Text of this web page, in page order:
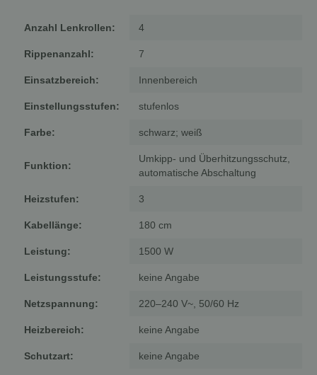
Anzahl Lenkrollen: 4
Rippenanzahl: 7
Einsatzbereich: Innenbereich
Einstellungsstufen: stufenlos
Farbe: schwarz; weiß
Funktion:
Umkipp- und Überhitzungsschutz,
automatische Abschaltung
Heizstufen: 3
Kabellänge: 180 cm
Leistung: 1500 W
Leistungsstufe: keine Angabe
Netzspannung: 220–240 V~, 50/60 Hz
Heizbereich: keine Angabe
Schutzart: keine Angabe